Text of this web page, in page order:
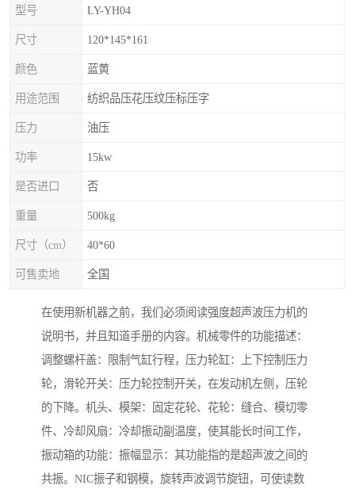
型号 LY-YH04
尺寸 120*145*161
颜色 蓝黄
用途范围 纺织品压花压纹压标压字
压力 油压
功率 15kw
是否进口 否
重量 500kg
尺寸（cm） 40*60
可售卖地 全国
在使用新机器之前，我们必须阅读强度超声波压力机的
说明书，并且知道手册的内容。机械零件的功能描述：
调整螺杆盖：限制气缸行程，压力轮缸：上下控制压力
轮，滑轮开关：压力轮控制开关，在发动机左侧，压轮
的下降。机头、模架：固定花轮、花轮：缝合、模切零
件、冷却风扇：冷却振动副温度，使其能长时间工作，
振动箱的功能：振幅显示：其功能指的是超声波之间的
共振。NIC振子和钢模，旋转声波调节旋钮，可使读数